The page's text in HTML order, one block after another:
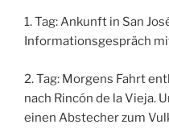
1. Tag: Ankunft in San
Informationsgespräch
2. Tag: Morgens Fahrt
nach Rincón de la Vieja.
einen Abstecher zum